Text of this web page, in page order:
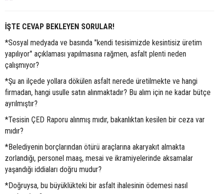
İŞTE CEVAP BEKLEYEN SORULAR!
*Sosyal medyada ve basında "kendi tesisimizde kesintisiz üretim
yapılıyor" açıklaması yapılmasına rağmen, asfalt plenti neden
çalışmıyor?
*Şu an ilçede yollara dökülen asfalt nerede üretilmekte ve hangi
firmadan, hangi usulle satın alınmaktadır? Bu alım için ne kadar bütçe
ayrılmıştır?
*Tesisin ÇED Raporu alınmış mıdır, bakanlıktan kesilen bir ceza var
mıdır?
*Belediyenin borçlarından ötürü araçlarına akaryakıt almakta
zorlandığı, personel maaş, mesai ve ikramiyelerinde aksamalar
yaşandığı iddiaları doğru mudur?
*Doğruysa, bu büyüklükteki bir asfalt ihalesinin ödemesi nasıl